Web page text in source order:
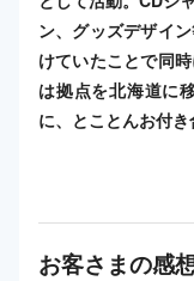
ン、グッズデザイ
けていたことで同
は拠点を北海道に
に、とことんお付き
お客さまの感